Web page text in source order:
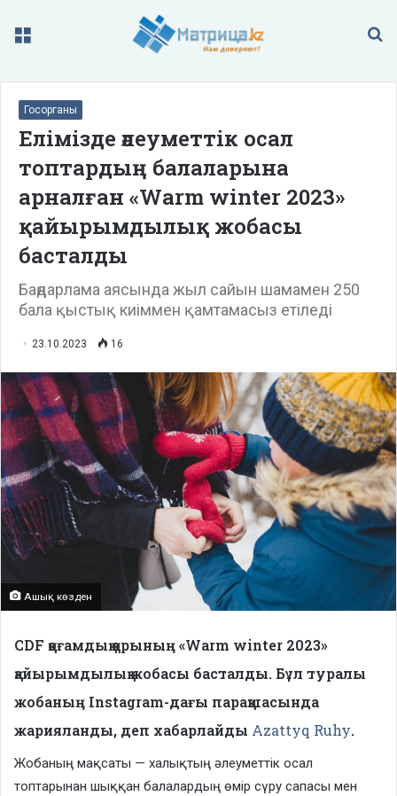
Меню
Госорганы
Елімізде әлеуметтік осал
топтардың балаларына
арналған «Warm winter 2023»
қайырымдылық жобасы
басталды
Баңдарлама аясында жыл сайын шамамен 250
бала қыстық киіммен қамтамасыз етіледі
23.10.2023 16
Ашық көзден
CDF қоғамдық қорының «Warm winter 2023»
қайырымдылық жобасы басталды. Бұл туралы
жобаның Instagram-дағы парақшасында
жарияланды, деп хабарлайды Azattyq Ruhy.
Жобаның мақсаты — халықтың әлеуметтік осал
топтарынан шыққан балалардың өмір сүру сапасы мен